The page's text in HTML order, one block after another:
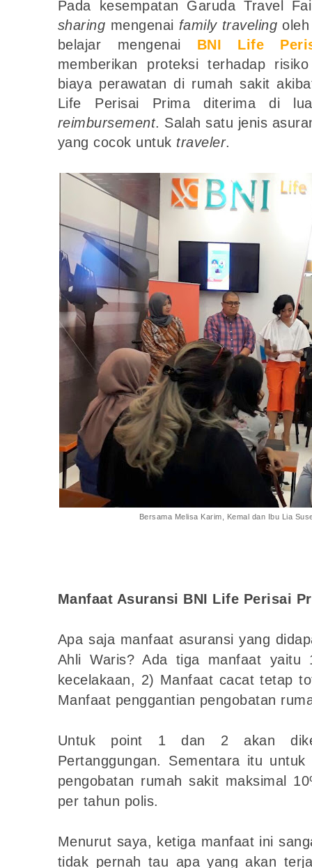
Pada kesempatan Garuda Travel
sharing mengenai family traveling
belajar mengenai BNI Life
memberikan proteksi terhadap
biaya perawatan di rumah sakit
Life Perisai Prima diterima di
reimbursement. Salah satu jenis
yang cocok untuk traveler.
Bersama Melisa Karim, Kemal dan Ibu Lia
Manfaat Asuransi BNI Life Perisai
Apa saja manfaat asuransi yang
Ahli Waris? Ada tiga manfaat yaitu
kecelakaan, 2) Manfaat cacat tetap
Manfaat penggantian pengobatan
Untuk point 1 dan 2 akan
Pertanggungan. Sementara itu
pengobatan rumah sakit maksimal
per tahun polis.
Menurut saya, ketiga manfaat ini
tidak pernah tau apa yang akan